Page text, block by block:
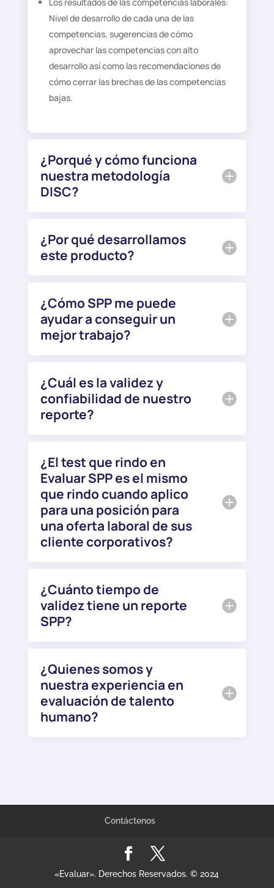
Los resultados de las competencias laborales:
Nivel de desarrollo de cada una de las
competencias, sugerencias de cómo
aprovechar las competencias con alto
desarrollo así como las recomendaciones de
cómo cerrar las brechas de las competencias
bajas.
¿Porqué y cómo funciona
nuestra metodología
DISC?
¿Por qué desarrollamos
este producto?
¿Cómo SPP me puede
ayudar a conseguir un
mejor trabajo?
¿Cuál es la validez y
confiabilidad de nuestro
reporte?
¿El test que rindo en
Evaluar SPP es el mismo
que rindo cuando aplico
para una posición para
una oferta laboral de sus
cliente corporativos?
¿Cuánto tiempo de
validez tiene un reporte
SPP?
¿Quienes somos y
nuestra experiencia en
evaluación de talento
humano?
Contáctenos
«Evaluar». Derechos Reservados. © 2024